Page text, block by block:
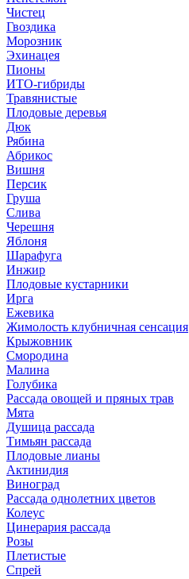
Чистец
Гвоздика
Морозник
Эхинацея
Пионы
ИТО-гибриды
Травянистые
Плодовые деревья
Дюк
Рябина
Абрикос
Вишня
Персик
Груша
Слива
Черешня
Яблоня
Шарафуга
Инжир
Плодовые кустарники
Ирга
Ежевика
Жимолость клубничная сенсация
Крыжовник
Смородина
Малина
Голубика
Рассада овощей и пряных трав
Мята
Душица рассада
Тимьян рассада
Плодовые лианы
Актинидия
Виноград
Рассада однолетних цветов
Колеус
Цинерария рассада
Розы
Плетистые
Спрей